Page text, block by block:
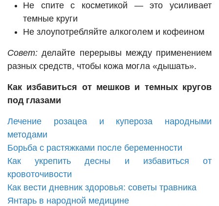
Не спите с косметикой — это усиливает
темные круги
Не злоупотребляйте алкоголем и кофеином
Совет: делайте перерывы между применением
разных средств, чтобы кожа могла «дышать».
Как избавиться от мешков и темных кругов
под глазами
Лечение розацеа и купероза народными
методами
Борьба с растяжками после беременности
Как укрепить десны и избавиться от
кровоточивости
Как вести дневник здоровья: советы травника
Янтарь в народной медицине